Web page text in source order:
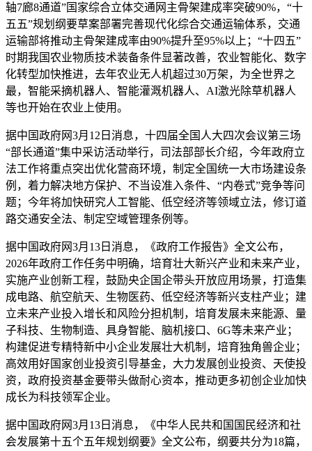
轴7廊8通道”国家综合立体交通网主骨架建成率突破90%，“十
五五”规划纲要草案部署完善现代化综合交通运输体系，交通
运输部将推动主骨架建成率由90%提升至95%以上；“十四五”
时期我国农业物质技术装备条件显著改善，农业智能化、数字
化转型加快推进，去年农业无人机超过30万架，为全世界之
最，智能采摘机器人、智能灌溉机器人、AI激光除草机器人
等也开始在农业上使用。
据中国政府网3月12日消息，十四届全国人大四次会议第三场
“部长通道”集中采访活动举行，司法部部长介绍，今年政府立
法工作将重点突出优化营商环境，制定全国统一大市场建设条
例，着力解决地方保护、不当设准入条件、“内卷式”竞争等问
题；今年将加快研究人工智能、低空经济等领域立法，修订道
路交通安全法、制定空域管理条例等。
据中国政府网3月13日消息，《政府工作报告》全文公布，
2026年政府工作任务中明确，培育壮大新兴产业和未来产业，
实施产业创新工程，鼓励央企国企带头开放应用场景，打造集
成电路、航空航天、生物医药、低空经济等新兴支柱产业；建
立未来产业投入增长和风险分担机制，培育发展未来能源、量
子科技、生物制造、具身智能、脑机接口、6G等未来产业；
构建促进专精特新中小企业发展壮大机制，培育独角兽企业；
高效用好国家创业投资引导基金，大力发展创业投资、天使投
资，政府投资基金要带头做耐心资本，推动更多初创企业加快
成长为科技领军企业。
据中国政府网3月13日消息，《中华人民共和国国民经济和社
会发展第十五个五年规划纲要》全文公布，纲要共分为18篇，